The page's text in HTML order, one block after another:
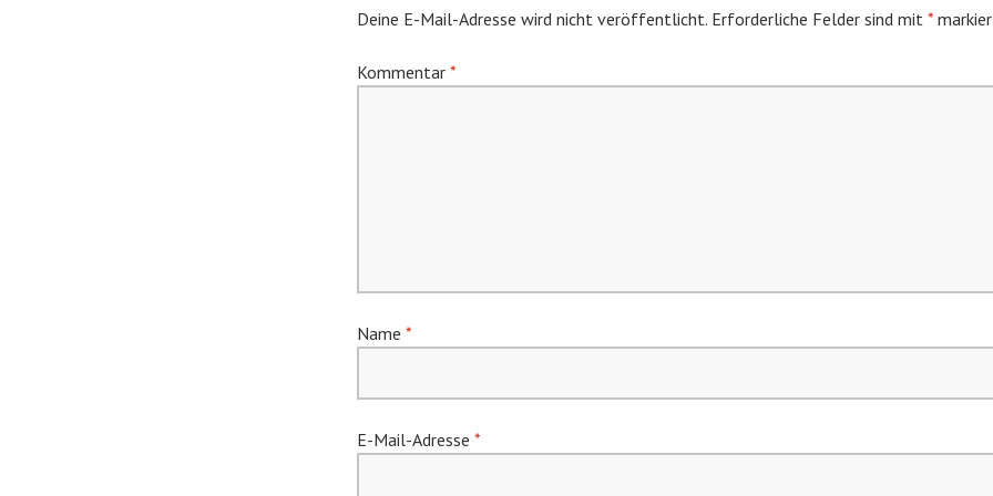
Deine E-Mail-Adresse wird nicht veröffentlicht. Erforderliche Felder sind mit *
Kommentar *
Name *
E-Mail-Adresse *